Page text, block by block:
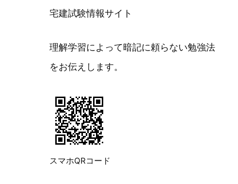
宅建試験情報サイト
理解学習によって暗記に頼らない勉強法
をお伝えします。
スマホQRコード